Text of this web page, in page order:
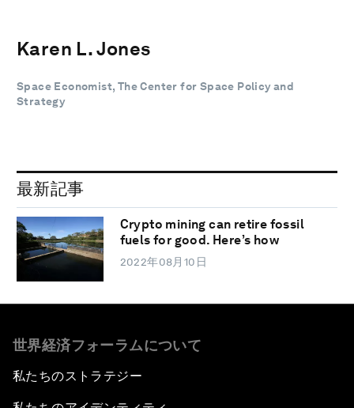
Karen L. Jones
Space Economist, The Center for Space Policy and
Strategy
最新記事
Crypto mining can retire fossil
fuels for good. Here’s how
2022年08月10日
世界経済フォーラムについて
私たちのストラテジー